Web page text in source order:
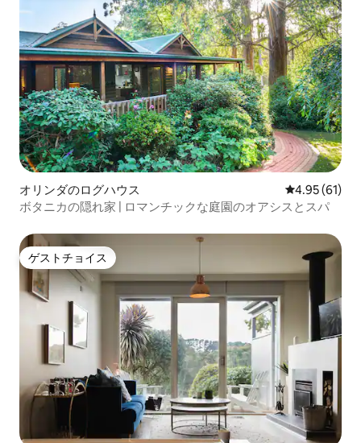
オリンダのログハウス レビュー61
4.95 (61)
ボタニカの隠れ家 | ロマンチックな庭園のオアシスとスパ
ゲストチョイス
ゲストチョイス